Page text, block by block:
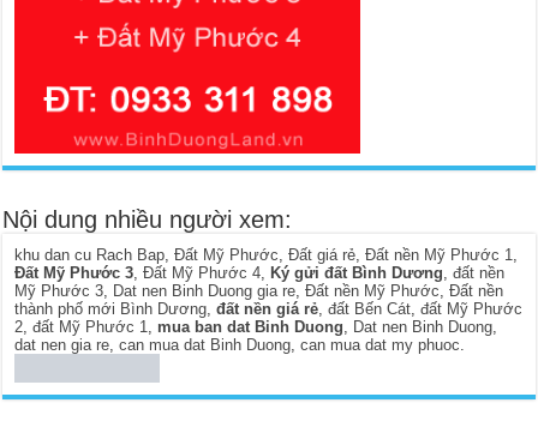
Nội dung nhiều người xem:
khu dan cu Rach Bap ,Đất Mỹ Phước ,Đất giá rẻ ,Đất nền Mỹ Phước 1
Đất Mỹ Phước 3 ,Đất Mỹ Phước 4 Ký gửi đất Bình Dương ,đất nền
Mỹ Phước 3
Dat nen Binh Duong gia re ,Đất nền Mỹ Phước ,Đất nền
thành phố mới Bình Dương ,đất nền giá rẻ ,đất Bến Cát ,đất Mỹ Phước
2 ,đất Mỹ Phước 1 mua ban dat Binh Duong Dat nen Binh Duong
dat nen gia re ,can mua dat Binh Duong ,can mua dat my phuoc